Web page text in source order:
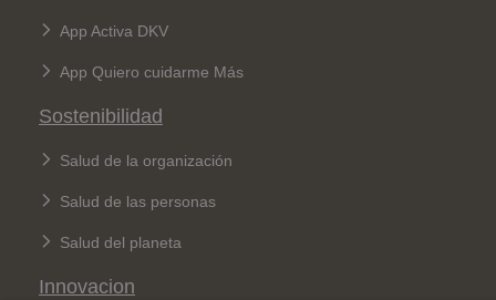
App Activa DKV
App Quiero cuidarme Más
Sostenibilidad
Salud de la organización
Salud de las personas
Salud del planeta
Innovacion